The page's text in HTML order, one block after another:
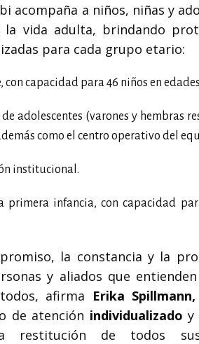
acompaña a niños, niñas y
vida adulta, brindando
para cada grupo etario:
con capacidad para 46 niños en
adolescentes (varones y hembras
como el centro operativo del
institucional.
infancia, con capacidad
la constancia y la
y aliados que
afirma Erika
de atención individualizado y
restitución de todos